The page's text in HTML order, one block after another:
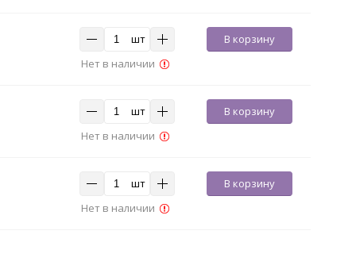
шт
В корзину
Нет в наличии
шт
В корзину
Нет в наличии
шт
В корзину
Нет в наличии